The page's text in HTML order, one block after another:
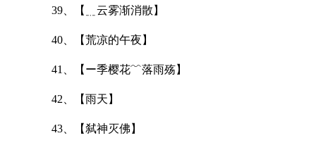
39、【﹎云雾渐消散】
40、【荒凉的午夜】
41、【ー季樱花﹌落雨殇】
42、【雨天】
43、【弑神灭佛】